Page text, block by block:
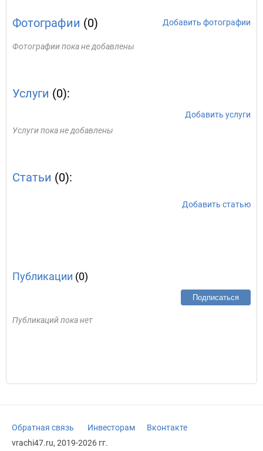
Фотографии (0) Добавить фотографии
Фотографии пока не добавлены
Услуги (0):
Добавить услуги
Услуги пока не добавлены
Статьи (0):
Добавить статью
Публикации (0)
Подписаться
Публикаций пока нет
Обратная связь Инвесторам
Вконтакте
vrachi47.ru, 2019-2026 гг.